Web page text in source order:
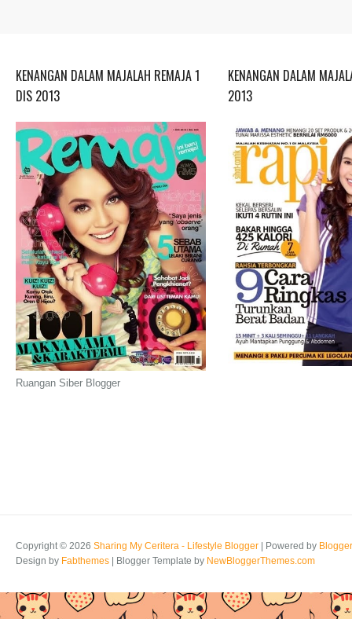
KENANGAN DALAM MAJALAH REMAJA 1
DIS 2013
Ruangan Siber Blogger
KENANGAN DALAM
2013
Copyright © 2026 Sharing My Ceritera - Lifestyle Blogger | Powered by Blogger
Design by Fabthemes | Blogger Template by NewBloggerThemes.com